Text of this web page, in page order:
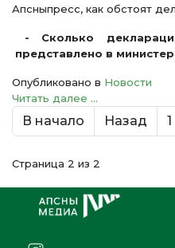
Апсныпресс, как обстоят
- Сколько
представлено в
Опубликовано в Новости
Читать далее ...
В начало Назад 1
Страница 2 из 2